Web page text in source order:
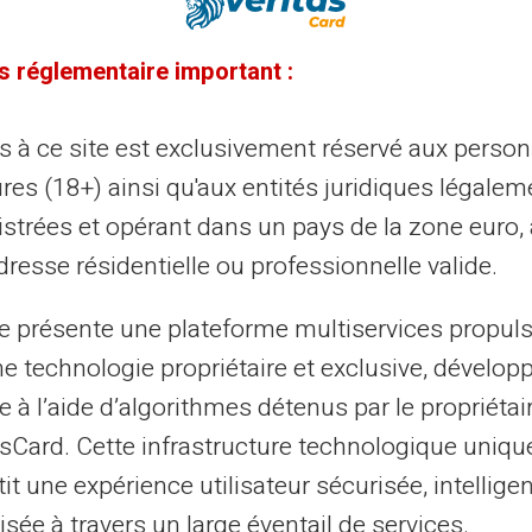
Veritas Carte prépayée
de versements du RSA
est vital pour des millions de foyers en France. Ces
dates de versements de France
dates de versement de France Travail sont un sujet
pour les demandeurs d’emploi et les bénéficiaires
Ces versements cons...
réglementaire important :
à ce site est exclusivement réservé aux
(18+) ainsi qu'aux entités juridiques
et opérant dans un pays de la zone euro,
résidentielle ou professionnelle valide.
présente une plateforme multiservices
technologie propriétaire et exclusive,
à l’aide d’algorithmes détenus par le
Cette infrastructure technologique
une expérience utilisateur sécurisée,